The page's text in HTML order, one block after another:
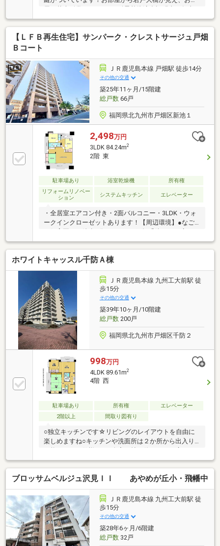
引渡可、即引渡可、内装リフォーム、南向き、システ
ムキッチン、角住戸、陽当り良好、駅まで平坦、閑静
な住宅地、シャワー付洗面化粧台、南面バルコニー、
Ｈクッキングヒーター、ペット相談、花火大会鑑賞、
平坦地、駐輪場
【ＬＦＢ再生住宅】サンパーク・クレストサージュ戸畑
Ｂコート
ＪＲ鹿児島本線 戸畑駅 徒歩14分
その他の交通
築25年11ヶ月/15階建
総戸数66戸
福岡県北九州市戸畑区新池１
2,498万円
3LDK 84.24m2
2階 東
駐車場あり 浴室乾燥機
所有権
リフォームリノベー
ション
システムキッチン エレベーター
・全居室エアコン付き・2面バルコニー・3LDK・ウォ
ークインクローゼットあります！【周辺環境】●なご
徒歩3分●戸畑けんわ病院まで徒歩3分●戸畑区役所まで
徒歩5分●マルショク千防店まで徒歩7分
ホワイトキャッスル千防Ａ棟
ＪＲ鹿児島本線 九州工大前駅 徒
歩15分
その他の交通
築39年10ヶ月/10階建
総戸数200戸
福岡県北九州市戸畑区千防２
998万円
4LDK 89.61m2
4階 西
駐車場あり 所有権
エレベーター
2階以上
間取り図有り
○独立キッチンです☆リビングのレイアウトを自由に
楽しめますね○キッチンや洗面所は２か所から出入り
す○まったりくつろげる12帖の続き和室あります☆プ
ライバシーが確保される独立タイプなので、来客時の
客間にも最適ですね○小学校は徒歩５分程度と低学年
のお子様にも安心の通学距離ですね○食材の調達に便
利なスーパーやコンビニが徒歩４分圏内です☆日々の
お買い物に困りません
ブロッサムベルジュ沢見ＩＩ あやめが丘小・飛幡中
ＪＲ鹿児島本線 九州工大前駅 徒
歩15分
その他の交通
築28年6ヶ月/6階建
総戸数32戸